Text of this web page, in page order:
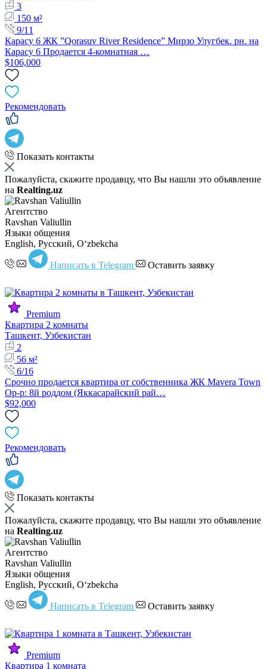
3
150 м²
9/11
Карасу 6 ЖК ”Qorasuv River Residence” Мирзо Улугбек. рн. на
Карасу 6 Продается 4-комнатная …
$106,000
Рекомендовать
Показать контакты
Пожалуйста, скажите продавцу, что Вы нашли это объявление
на Realting.uz
Агентство
Ravshan Valiullin
Языки общения
English, Русский, Oʻzbekcha
Написать в Telegram Оставить заявку
Premium
Квартира 2 комнаты
Ташкент, Узбекистан
2
56 м²
6/16
Срочно продается квартира от собственника ЖК Mavera Town
Ор-р: 8й роддом (Яккасарайский рай…
$92,000
Рекомендовать
Показать контакты
Пожалуйста, скажите продавцу, что Вы нашли это объявление
на Realting.uz
Агентство
Ravshan Valiullin
Языки общения
English, Русский, Oʻzbekcha
Написать в Telegram Оставить заявку
Premium
Квартира 1 комната